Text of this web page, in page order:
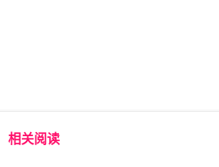
相关阅读